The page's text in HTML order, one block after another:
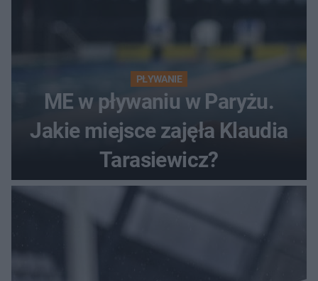
PŁYWANIE
ME w pływaniu w Paryżu.
Jakie miejsce zajęła Klaudia
Tarasiewicz?